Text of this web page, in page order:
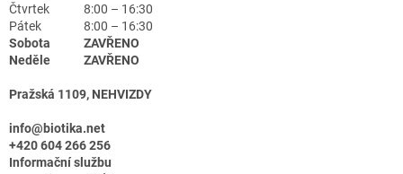
Čtvrtek
8:00 – 16:30
Pátek
8:00 – 16:30
Sobota
ZAVŘENO
Neděle
ZAVŘENO
Pražská 1109, NEHVIZDY
info@biotika.net
+420 604 266 256
Informační službu